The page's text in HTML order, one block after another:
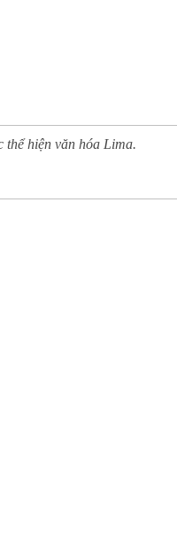
thể hiện văn hóa Lima.